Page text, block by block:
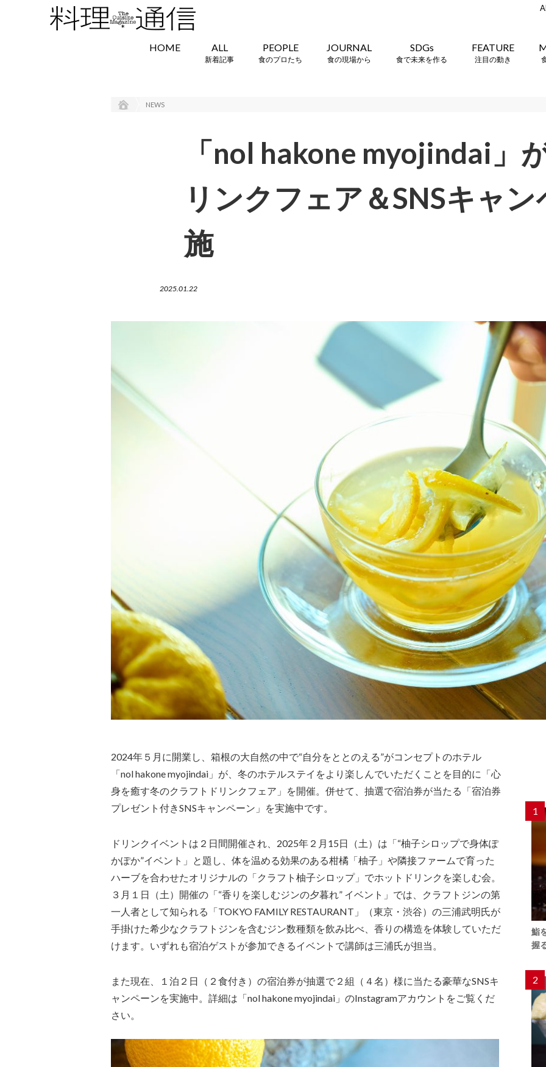
HOME ALL
新着記事
PEOPLE
食のプロたち
JOURNAL
食の現場から
SDGs
食で未来を作る
FEATURE
注目の動き
NEWS
「nol hakone myojindai」
リンクフェア＆SNSキャ
施
2025.01.22
2024年５月に開業し、箱根の大自然の中で“自分をととのえる”がコンセプトのホテル
「nol hakone myojindai」が、冬のホテルステイをより楽しんでいただくことを目的に「心
身を癒す冬のクラフトドリンクフェア」を開催。併せて、抽選で宿泊券が当たる「宿泊券
プレゼント付きSNSキャンペーン」を実施中です。
ドリンクイベントは２日間開催され、2025年２月15日（土）は「“柚子シロップで身体ぽ
かぽか”イベント」と題し、体を温める効果のある柑橘「柚子」や隣接ファームで育った
ハーブを合わせたオリジナルの「クラフト柚子シロップ」でホットドリンクを楽しむ会。
３月１日（土）開催の「“香りを楽しむジンの夕暮れ” イベント」では、クラフトジンの第
一人者として知られる「TOKYO FAMILY RESTAURANT」（東京・渋谷）の三浦武明氏が
手掛けた希少なクラフトジンを含むジン数種類を飲み比べ、香りの構造を体験していただ
けます。いずれも宿泊ゲストが参加できるイベントで講師は三浦氏が担当。
また現在、１泊２日（２食付き）の宿泊券が抽選で２組（４名）様に当たる豪華なSNSキ
ャンペーンを実施中。詳細は「nol hakone myojindai」のInstagramアカウントをご覧くだ
さい。
1
鮨
握
2